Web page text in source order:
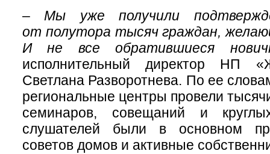
– Мы уже получили
от полутора тысяч граждан,
И не все обратившиеся
исполнительный директор НП
Светлана Разворотнева. По ее
региональные центры провели
семинаров, совещаний и
слушателей были в основном
советов домов и активные